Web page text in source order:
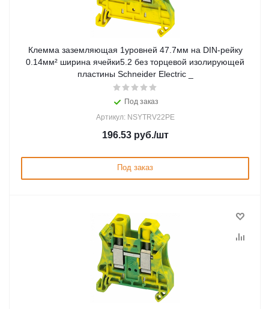
Клемма заземляющая 1уровней 47.7мм на DIN-рейку
0.14мм² ширина ячейки5.2 без торцевой изолирующей
пластины Schneider Electric _
Под заказ
Артикул: NSYTRV22PE
196.53руб./шт
Под заказ